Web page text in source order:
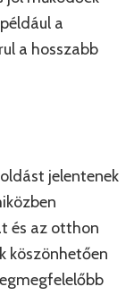
a
a hosszabb
jelentenek
és az otthon
köszönhetően